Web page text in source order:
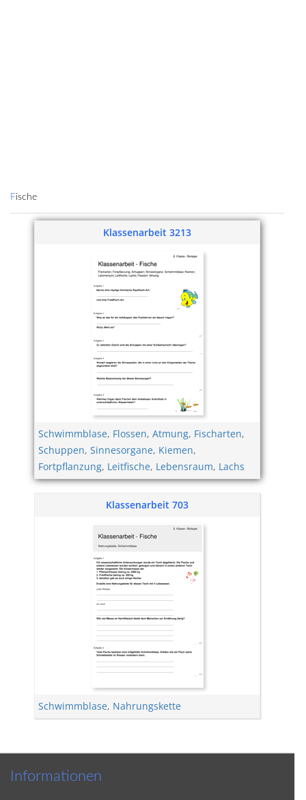
Fische
Klassenarbeit 3213
Schwimmblase, Flossen, Atmung, Fischarten,
Schuppen, Sinnesorgane, Kiemen,
Fortpflanzung, Leitfische, Lebensraum, Lachs
Klassenarbeit 703
Schwimmblase, Nahrungskette
Informationen